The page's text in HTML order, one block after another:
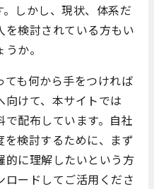
しかし、現状、体系だ
を検討されている方もい
か。
も何から手をつければ
向けて、本サイトでは
で配布しています。自社
を検討するために、まず
的に理解したいという方
ロードしてご活用くださ